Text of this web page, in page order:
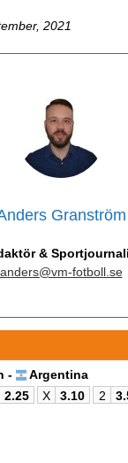
2021
Granström
&
anders@vm-fotboll.se
-
Argentina
2.25 X 3.10 2